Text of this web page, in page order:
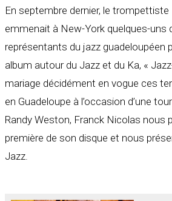
En septembre dernier, le
emmenait à New-York quelques-uns
représentants du jazz guadeloupéen
album autour du Jazz et du Ka, «
mariage décidément en vogue ces
en Guadeloupe à l’occasion d’une
Randy Weston, Franck Nicolas nous
première de son disque et nous
Jazz.